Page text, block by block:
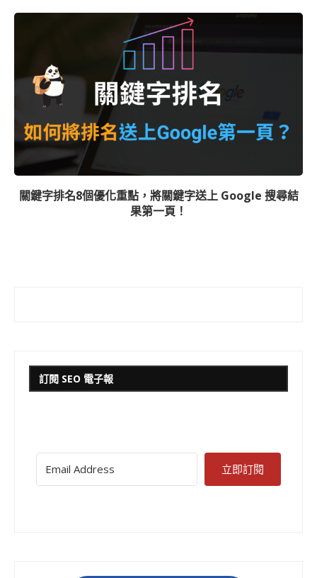
關鍵字排名8個優化重點，將關鍵字送上 Google 搜尋結
果第一頁！
訂閱 SEO 電子報
立即訂閱